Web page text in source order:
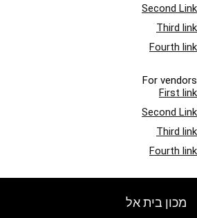
Second Link
Third link
Fourth link
For vendors
First link
Second Link
Third link
Fourth link
מכון בית אל